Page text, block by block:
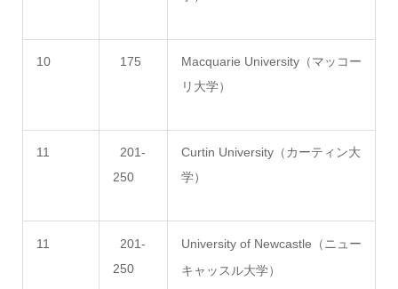
10 175
Macquarie University（マッコー
リ大学）
11
201-
250
Curtin University（カーティン大
学）
11
201-
250
University of Newcastle（ニュー
キャッスル大学）